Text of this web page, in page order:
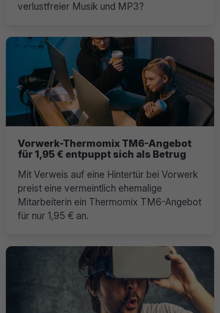
verlustfreier Musik und MP3?
Vorwerk-Thermomix TM6-Angebot
für 1,95 € entpuppt sich als Betrug
Mit Verweis auf eine Hintertür bei Vorwerk
preist eine vermeintlich ehemalige
Mitarbeiterin ein Thermomix TM6-Angebot
für nur 1,95 € an.